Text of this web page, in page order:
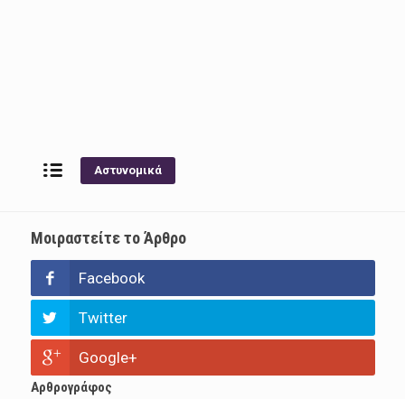
Αστυνομικά
Μοιραστείτε το Άρθρο
Facebook
Twitter
Google+
Αρθρογράφος